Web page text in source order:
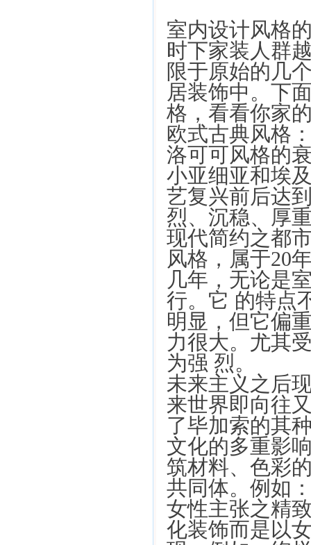
室内设计风格
时下家装人群
限于原始的几
居装饰中。下
格，看看你家
欧式古典风格
洛可可风格的
小亚细亚和埃
艺复兴前后达
烈、沉稳、厚
现代简约之都
风格，属于20
几年，无论是
行。它 的特点
明显，但它偏
力很大。尤其
为强 烈。
未来主义之后
来世界即向往
了毕加索的其
文化的多重影
筑材料、色彩
共同体。例如
女性主张之精
化装饰而是以